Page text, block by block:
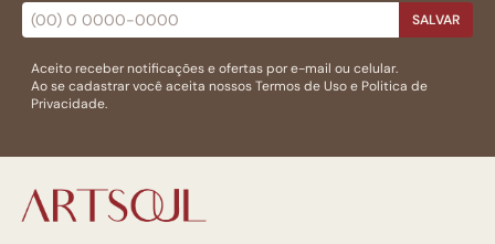
SALVAR
Aceito receber notificações e ofertas por e-mail ou celular.
Ao se cadastrar você aceita nossosTermos de Usoe Politica de
Privacidade.